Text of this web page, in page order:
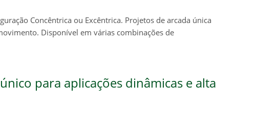
Concêntrica ou Excêntrica. Projetos de arcada única
Disponível em várias combinações de
para aplicações dinâmicas e alta